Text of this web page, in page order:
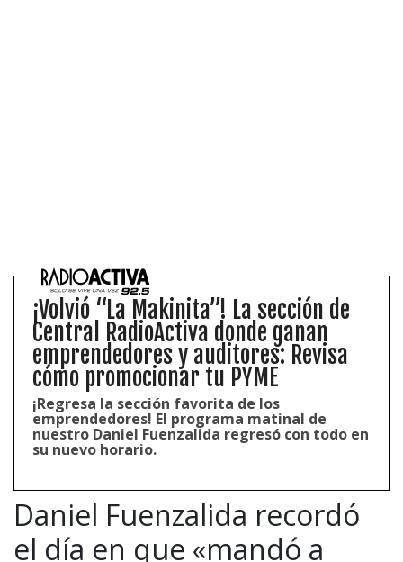
¡Volvió “La Makinita”! La sección de
Central RadioActiva donde ganan
emprendedores y auditores: Revisa
cómo promocionar tu PYME
¡Regresa la sección favorita de los
emprendedores! El programa matinal de
nuestro Daniel Fuenzalida regresó con todo en
su nuevo horario.
Daniel Fuenzalida recordó
el día en que «mandó a